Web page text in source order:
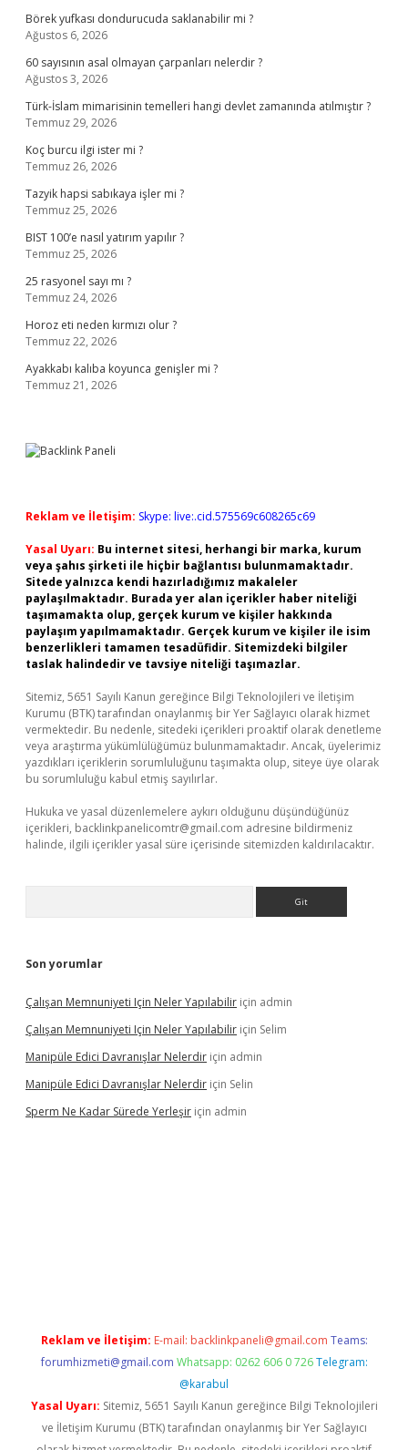
Börek yufkası dondurucuda saklanabilir mi ?
Ağustos 6, 2026
60 sayısının asal olmayan çarpanları nelerdir ?
Ağustos 3, 2026
Türk-İslam mimarisinin temelleri hangi devlet zamanında atılmıştır ?
Temmuz 29, 2026
Koç burcu ilgi ister mi ?
Temmuz 26, 2026
Tazyik hapsi sabıkaya işler mi ?
Temmuz 25, 2026
BIST 100’e nasıl yatırım yapılır ?
Temmuz 25, 2026
25 rasyonel sayı mı ?
Temmuz 24, 2026
Horoz eti neden kırmızı olur ?
Temmuz 22, 2026
Ayakkabı kalıba koyunca genişler mi ?
Temmuz 21, 2026
Reklam ve İletişim: Skype: live:.cid.575569c608265c69
Yasal Uyarı: Bu internet sitesi, herhangi bir marka, kurum
veya şahıs şirketi ile hiçbir bağlantısı bulunmamaktadır.
Sitede yalnızca kendi hazırladığımız makaleler
paylaşılmaktadır. Burada yer alan içerikler haber niteliği
taşımamakta olup, gerçek kurum ve kişiler hakkında
paylaşım yapılmamaktadır. Gerçek kurum ve kişiler ile isim
benzerlikleri tamamen tesadüfidir. Sitemizdeki bilgiler
taslak halindedir ve tavsiye niteliği taşımazlar.
Sitemiz, 5651 Sayılı Kanun gereğince Bilgi Teknolojileri ve İletişim
Kurumu (BTK) tarafından onaylanmış bir Yer Sağlayıcı olarak hizmet
vermektedir. Bu nedenle, sitedeki içerikleri proaktif olarak denetleme
veya araştırma yükümlülüğümüz bulunmamaktadır. Ancak, üyelerimiz
yazdıkları içeriklerin sorumluluğunu taşımakta olup, siteye üye olarak
bu sorumluluğu kabul etmiş sayılırlar.
Hukuka ve yasal düzenlemelere aykırı olduğunu düşündüğünüz
içerikleri, backlinkpanelicomtr@gmail.com adresine bildirmeniz
halinde, ilgili içerikler yasal süre içerisinde sitemizden kaldırılacaktır.
Son yorumlar
Çalışan Memnuniyeti Için Neler Yapılabilir için admin
Çalışan Memnuniyeti Için Neler Yapılabilir için Selim
Manipüle Edici Davranışlar Nelerdir için admin
Manipüle Edici Davranışlar Nelerdir için Selin
Sperm Ne Kadar Sürede Yerleşir için admin
Reklam ve İletişim: E-mail: backlinkpaneli@gmail.com Teams:
forumhizmeti@gmail.com Whatsapp: 0262 606 0 726 Telegram:
@karabul
Yasal Uyarı: Sitemiz, 5651 Sayılı Kanun gereğince Bilgi Teknolojileri
ve İletişim Kurumu (BTK) tarafından onaylanmış bir Yer Sağlayıcı